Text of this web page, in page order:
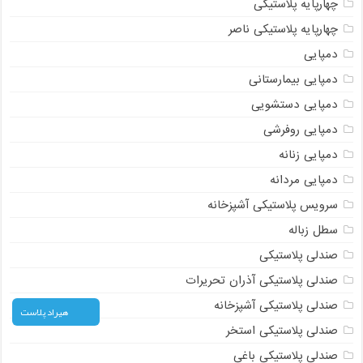
چهارپایه پلاستیکی
چهارپایه پلاستیکی ناصر
دمپایی
دمپایی بیمارستانی
دمپایی دستشویی
دمپایی روفرشی
دمپایی زنانه
دمپایی مردانه
سرویس پلاستیکی آشپزخانه
سطل زباله
صندلی پلاستیکی
صندلی پلاستیکی آذران تحریرات
صندلی پلاستیکی آشپزخانه
صندلی پلاستیکی استخر
صندلی پلاستیکی باغی
هیراد پلاست